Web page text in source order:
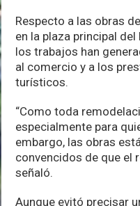
Respecto a las obras
en la plaza principal
los trabajos han
al comercio y a los
turísticos.
“Como toda
especialmente para
embargo, las obras
convencidos de que el
señaló.
Aunque evitó precisar